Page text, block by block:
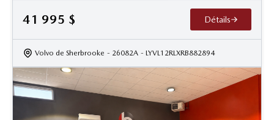
41 995 $ Détails
Volvo de Sherbrooke - 26082A - LYVL12RLXRB882894